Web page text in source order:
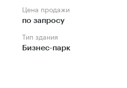
Цена продажи
по запросу
Тип здания
Бизнес-парк